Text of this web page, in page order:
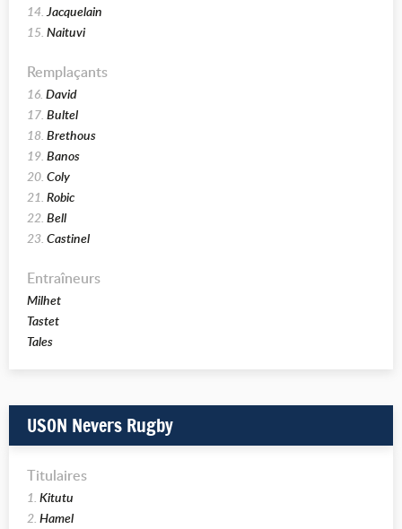
14.Jacquelain
15. Naituvi
Remplaçants
16. David
17. Bultel
18. Brethous
19. Banos
20. Coly
21. Robic
22. Bell
23. Castinel
Entraîneurs
Milhet
Tastet
Tales
USON Nevers Rugby
Titulaires
1. Kitutu
2. Hamel